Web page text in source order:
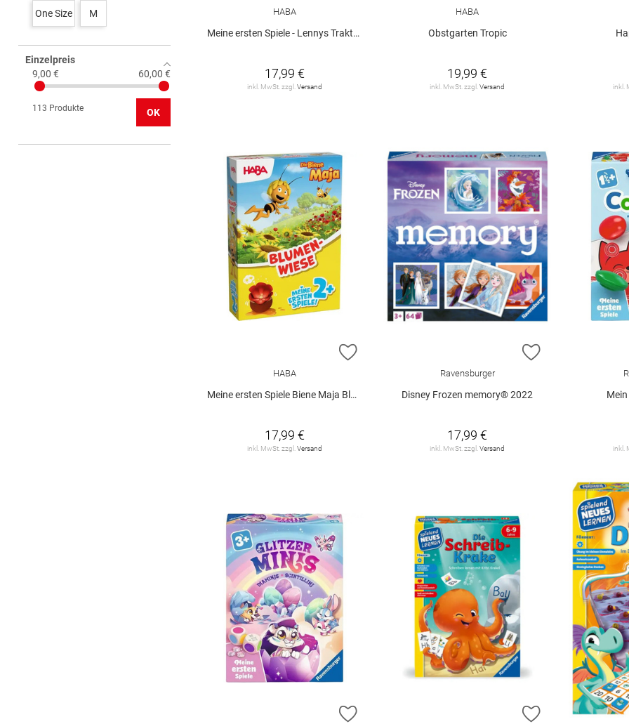
Mattel Spiele
Pokemon
Ravensburger 62
2
Simba 1
One Size M
Einzelpreis
9,00 €
60,00 €
113 Produkte OK
HABA
Meine ersten Spiele - Lennys Traktor
17,99 €
inkl. MwSt. zzgl. Versand
HABA
Obstgarten Tropic
19,99 €
inkl. MwSt. zzgl.Versand inkl.
ZUR WUNSCHLISTE HINZUFÜGEN
HABA
Meine ersten Spiele Biene Maja Blumenw
17,99 €
inkl. MwSt. zzgl. Versand
ZUR
Ravensburger
Disney Frozen memory® 2022
17,99 €
inkl. MwSt. zzgl.Versand inkl.
ZUR WUNSCHLISTE HINZUFÜGEN ZUR